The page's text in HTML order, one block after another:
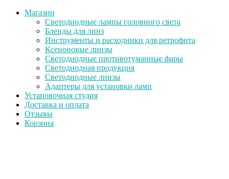
Магазин
Светодиодные лампы головного света
Бленды для линз
Инструменты и расходники для ретрофита
Ксеноновые линзы
Светодиодные противотуманные фары
Светодиодная продукция
Светодиодные линзы
Адаптеры для установки ламп
Установочная студия
Доставка и оплата
Отзывы
Корзина